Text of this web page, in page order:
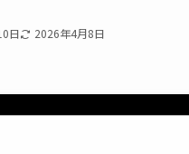
日 2026年4月8日